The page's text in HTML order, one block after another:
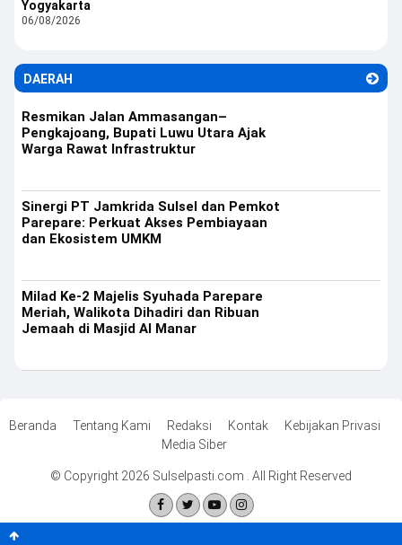
Yogyakarta
06/08/2026
DAERAH
Resmikan Jalan Ammasangan–
Pengkajoang, Bupati Luwu Utara Ajak
Warga Rawat Infrastruktur
Sinergi PT Jamkrida Sulsel dan Pemkot
Parepare: Perkuat Akses Pembiayaan
dan Ekosistem UMKM
Milad Ke-2 Majelis Syuhada Parepare
Meriah, Walikota Dihadiri dan Ribuan
Jemaah di Masjid Al Manar
Beranda Tentang Kami Redaksi Kontak
Kebijakan Privasi
Media Siber
© Copyright 2026 Sulselpasti.com . All Right Reserved